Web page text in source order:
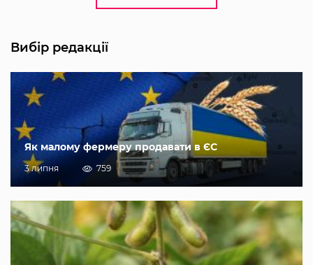
Вибір редакції
Як малому фермеру продавати в ЄС
3 липня 759